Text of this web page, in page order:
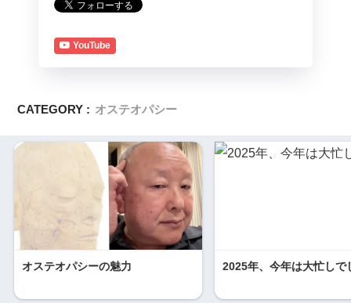
YouTube
CATEGORY : オステオパシー
オステオパシーの魅力 2025年、今年は大忙しで